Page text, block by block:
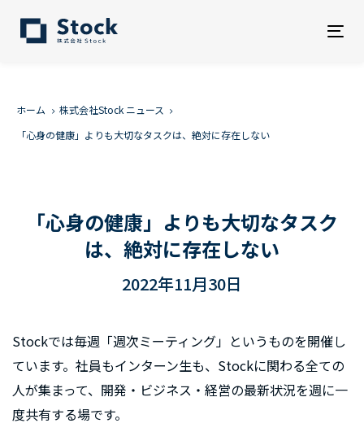
ホーム
株式会社Stock ニュース
「心身の健康」よりも大切なタスクは、絶対に存在しない
「心身の健康」よりも大切なタスク
は、絶対に存在しない
2022年11月30日
Stockでは毎週「週次ミーティング」というものを開催し
ています。社員もインターン生も、Stockに関わる全ての
人が集まって、開発・ビジネス・経営の最新状況を週に一
度共有する場です。